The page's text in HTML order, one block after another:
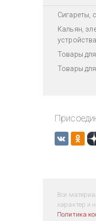
Сигареты,
Кальян,
устройства
Товары
Товары
Все
характер и
Политика